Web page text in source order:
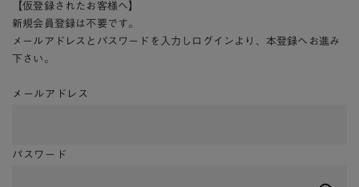
【仮登録されたお客様へ】
新規会員登録は不要です。
メールアドレスとパスワードを入力しログインより、本登録へお進み
下さい。
メールアドレス
パスワード